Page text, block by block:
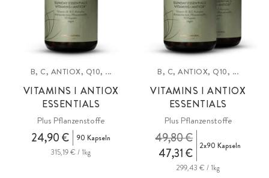
B, C, ANTIOX, Q10, ...
VITAMINS I ANTIOX
ESSENTIALS
Plus Pflanzenstoffe
24,90 €
90 Kapseln
315,19 € / 1kg
B, C, ANTIOX, Q10, ...
VITAMINS I ANTIOX
ESSENTIALS
Plus Pflanzenstoffe
47,31 €
49,80 € 2x90 Kapseln
299,43 € / 1kg